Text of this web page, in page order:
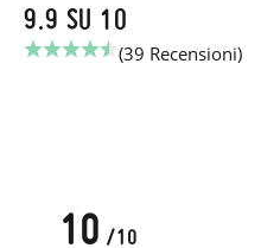
9.9 SU 10
(39 Recensioni)
10 /10